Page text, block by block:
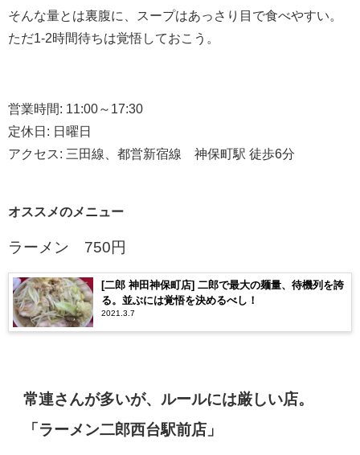
そんな量とは裏腹に、スープはあっさり目で食べやすい。
ただ1-2時間待ちは覚悟しておこう。
営業時間: 11:00～ 17:30
定休日 : 日曜日
アクセス: 三田線、都営新宿線 神保町駅 徒歩6分
オススメのメニュー
ラーメン 750円
[二郎 神田神保町店] 二郎で最大の麺量、待機列を誇
る。並ぶには覚悟を決めるべし！
2021.3.7
常連さんが多いが、ルールには厳しい店。
「ラーメン二郎西台駅前店」